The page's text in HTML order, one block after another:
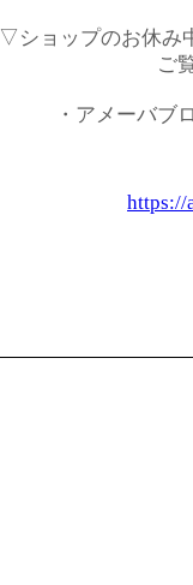
▽ショップのお休み
ご
・アメーバブ
https://